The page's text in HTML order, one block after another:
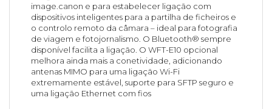
image.canon e para estabelecer ligação com
dispositivos inteligentes para a partilha de ficheiros e
o controlo remoto da câmara – ideal para fotografia
de viagem e fotojornalismo. O Bluetooth® sempre
disponível facilita a ligação. O WFT-E10 opcional
melhora ainda mais a conetividade, adicionando
antenas MIMO para uma ligação Wi-Fi
extremamente estável, suporte para SFTP seguro e
uma ligação Ethernet com fios